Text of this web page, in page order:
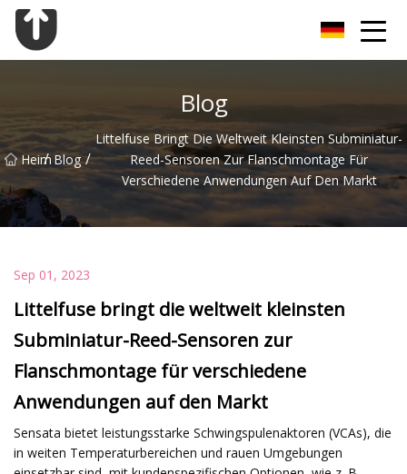
Blog
Heim
/ Blog /
Littelfuse Bringt Die Weltweit Kleinsten Subminiatur-
Reed-Sensoren Zur Flanschmontage Für
Verschiedene Anwendungen Auf Den Markt
Sep 01, 2023
Littelfuse bringt die weltweit kleinsten
Subminiatur-Reed-Sensoren zur
Flanschmontage für verschiedene
Anwendungen auf den Markt
Sensata bietet leistungsstarke Schwingspulenaktoren (VCAs), die
in weiten Temperaturbereichen und rauen Umgebungen